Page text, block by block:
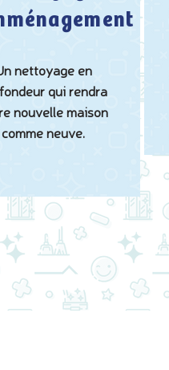
nettoyage en
qui rendra
nouvelle maison
comme neuve.